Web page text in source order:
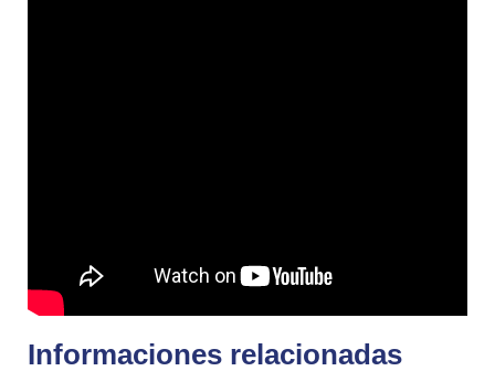
Informaciones relacionadas